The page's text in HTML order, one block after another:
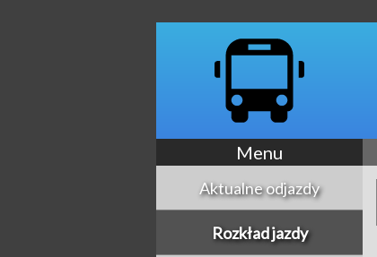
Menu
Aktualne odjazdy
Rozkład jazdy